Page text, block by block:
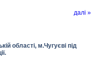
далі »
області, м.Чугуєві під